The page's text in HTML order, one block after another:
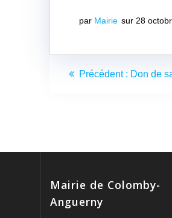
par Mairie sur 28
Précédent : Article
Don de
Mairie de Colomby-
Anguerny